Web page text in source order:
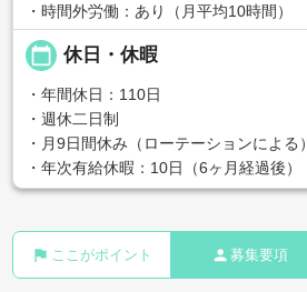
・時間外労働：あり（月平均10時間）
calendar_today 休日・休暇
・年間休日：110日
・週休二日制
・月9日間休み（ローテーションによる）
・年次有給休暇：10日（6ヶ月経過後）
flag ここがポイント person 募集要項